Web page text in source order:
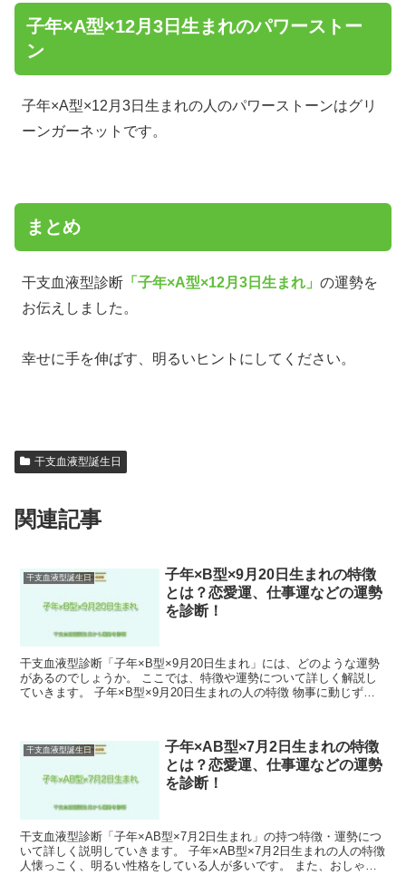
子年×A型×12月3日生まれのパワーストー
ン
子年×A型×12月3日生まれの人のパワーストーンはグリ
ーンガーネットです。
まとめ
干支血液型診断 「子年×A型×12月3日生まれ」 の運勢を
お伝えしました。
幸せに手を伸ばす、明るいヒントにしてください。
干支血液型誕生日
関連記事
干支血液型誕生日
子年×B型×9月20日生まれの特徴
とは？恋愛運、仕事運などの運勢
を診断！
干支血液型診断「子年×B型×9月20日生まれ」には、どのような運勢
があるのでしょうか。 ここでは、特徴や運勢について詳しく解説し
ていきます。 子年×B型×9月20日生まれの人の特徴 物事に動じず冷
干支血液型誕生日
子年×AB型×7月2日生まれの特徴
とは？恋愛運、仕事運などの運勢
を診断！
干支血液型診断「子年×AB型×7月2日生まれ」の持つ特徴・運勢につ
いて詳しく説明していきます。 子年×AB型×7月2日生まれの人の特徴
人懐っこく、明るい性格をしている人が多いです。 また、おしゃべ